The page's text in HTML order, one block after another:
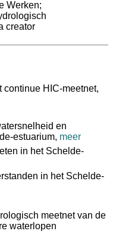
Werken;
creator
HIC-meetnet,
en
estuarium, meer
in het Schelde-
in het Schelde-
meetnet van de
waterlopen